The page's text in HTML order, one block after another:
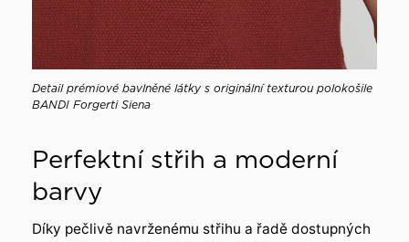
Detail prémiové bavlněné látky s originální texturou polokošile
BANDI Forgerti Siena
Perfektní střih a moderní
barvy
Díky pečlivě navrženému střihu a řadě dostupných